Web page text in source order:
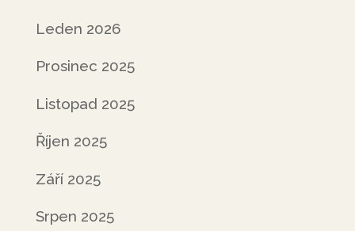
Leden 2026
Prosinec 2025
Listopad 2025
Říjen 2025
Září 2025
Srpen 2025